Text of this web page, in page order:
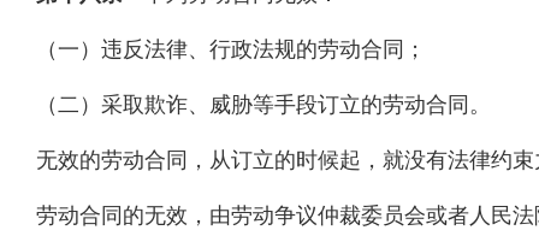
（一）违反法律、行政法规的劳动合同；
（二）采取欺诈、威胁等手段订立的劳动合同。
无效的劳动合同，从订立的时候起，就没有法律约
劳动合同的无效，由劳动争议仲裁委员会或者人民